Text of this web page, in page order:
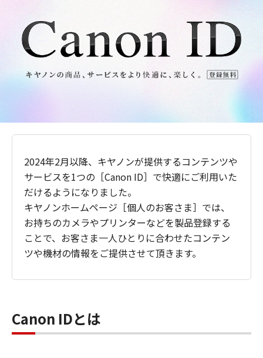
2024年2月以降、キヤノンが提供するコンテンツや
サービスを1つの［Canon ID］で快適にご利用いた
だけるようになりました。
キヤノンホームページ［個人のお客さま］では、
お持ちのカメラやプリンターなどを製品登録する
ことで、お客さま一人ひとりに合わせたコンテン
ツや機材の情報をご提供させて頂きます。
Canon IDとは